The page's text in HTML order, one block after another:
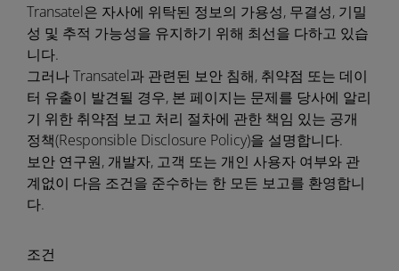
Transatel은 자사에 위탁된 정보의 가용성, 무결성, 기밀
성 및 추적 가능성을 유지하기 위해 최선을 다하고 있습
니다.
그러나 Transatel과 관련된 보안 침해, 취약점 또는 데이
터 유출이 발견될 경우, 본 페이지는 문제를 당사에 알리
기 위한 취약점 보고 처리 절차에 관한 책임 있는 공개
정책(Responsible Disclosure Policy)을 설명합니다.
보안 연구원, 개발자, 고객 또는 개인 사용자 여부와 관
계없이 다음 조건을 준수하는 한 모든 보고를 환영합니
다.
조건